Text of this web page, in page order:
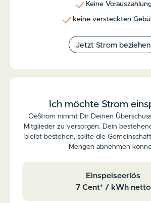
Keine
keine versteckten
Jetzt Strom beziehen
Ich möchte Strom
OeStrom nimmt Dir Deinen
Mitglieder zu versorgen. Dein
bleibt bestehen, sollte die
Mengen abnehmen
Einspeiseerlös
7 Cent* / kWh netto